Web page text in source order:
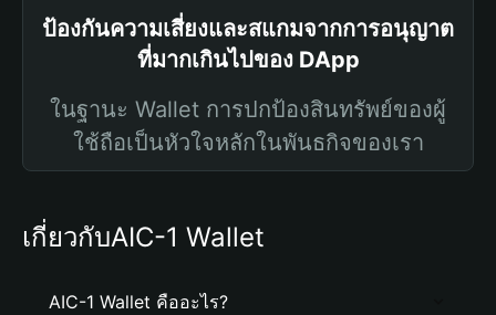
ป้องกันความเสี่ยงและสแกมจากการอนุญาต
ที่มากเกินไปของ DApp
ในฐานะ Wallet การปกป้องสินทรัพย์ของผู้
ใช้ถือเป็นหัวใจหลักในพันธกิจของเรา
เกี่ยวกับAIC-1 Wallet
AIC-1 Wallet คืออะไร?